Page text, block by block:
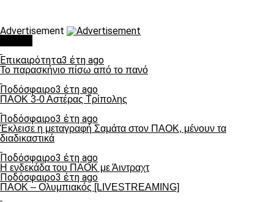
Advertisement
Επικαιρότητα3 έτη ago
Το παρασκήνιο πίσω από το πανό
Ποδόσφαιρο3 έτη ago
ΠΑΟΚ 3-0 Αστέρας Τρίπολης
Ποδόσφαιρο3 έτη ago
Έκλεισε η μεταγραφή Σαμάτα στον ΠΑΟΚ, μένουν τα
διαδικαστικά
Ποδόσφαιρο3 έτη ago
Η ενδεκάδα του ΠΑΟΚ με Άιντραχτ
Ποδόσφαιρο3 έτη ago
ΠΑΟΚ – Ολυμπιακός [LIVESTREAMING]